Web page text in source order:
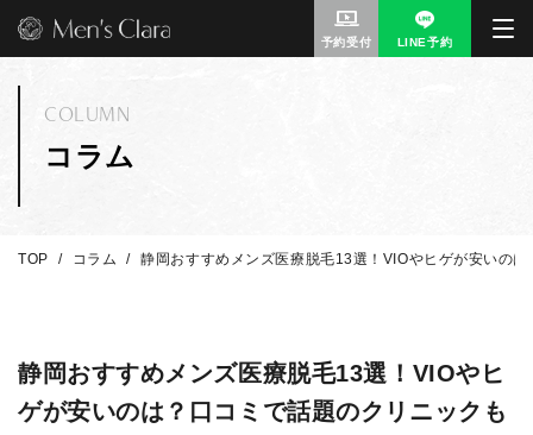
予約受付 LINE予約
コラム
COLUMN
TOP コラム 静岡おすすめメンズ医療脱毛13選！VIOやヒゲが安いの
静岡おすすめメンズ医療脱毛13選！VIOやヒ
ゲが安いのは？口コミで話題のクリニックも